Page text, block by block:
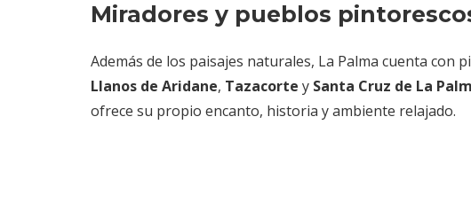
Miradores y pueblos
Además de los paisajes naturales, La Palma cuenta
Llanos de Aridane, Tazacorte y Santa Cruz de La
ofrece su propio encanto, historia y ambiente relajado.